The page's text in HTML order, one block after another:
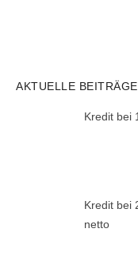
AKTUELLE
Kredit bei
Kredit bei
netto